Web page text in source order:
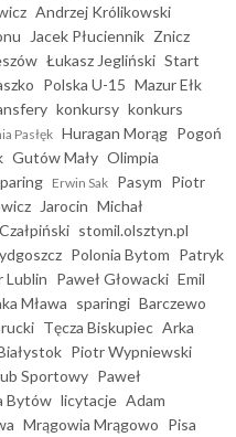
Andrzej Królikowski
Jacek Płuciennik Znicz
Łukasz Jegliński Start
Polska U-15 Mazur Ełk
konkursy konkurs
Pasłęk Huragan Morąg Pogoń
Gutów Mały Olimpia
Erwin Sak Pasym Piotr
Jarocin Michał
stomil.olsztyn.pl
Polonia Bytom Patryk
Lublin Paweł Głowacki Emil
Mława sparingi Barczewo
Tęcza Biskupiec Arka
Piotr Wypniewski
Sportowy Paweł
Bytów licytacje Adam
Mrągowia Mrągowo Pisa